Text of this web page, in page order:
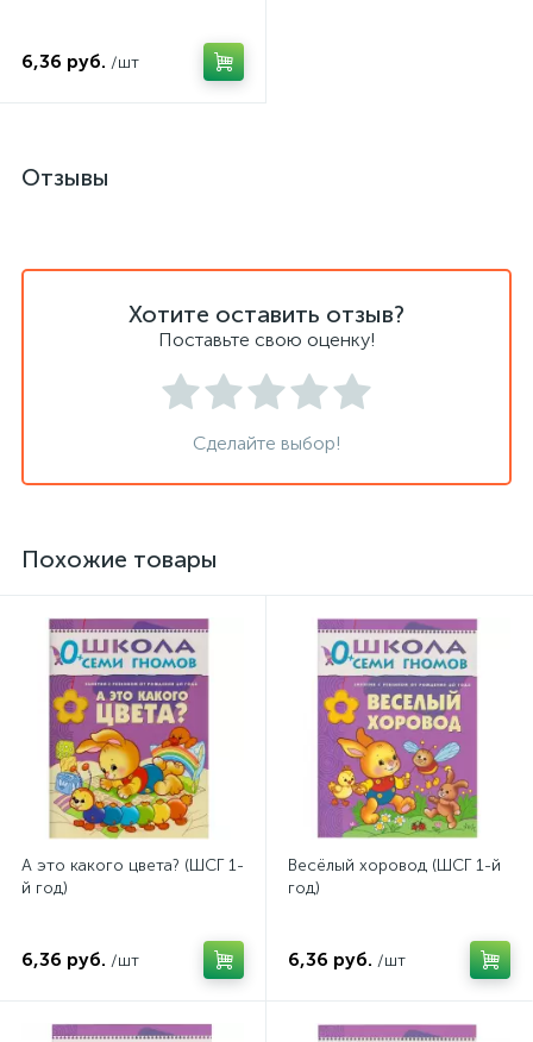
6,36 руб. /шт
Отзывы
Хотите оставить отзыв?
Поставьте свою оценку!
Сделайте выбор!
Похожие товары
А это какого цвета? (ШСГ 1-
й год)
6,36 руб. /шт
Весёлый хоровод (ШСГ 1-й
год)
6,36 руб. /шт